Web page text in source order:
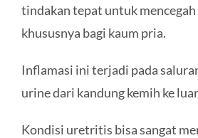
tindakan tepat untuk
khususnya bagi kaum pria.
Inflamasi ini terjadi pada
urine dari kandung kemih ke
Kondisi uretritis bisa sangat